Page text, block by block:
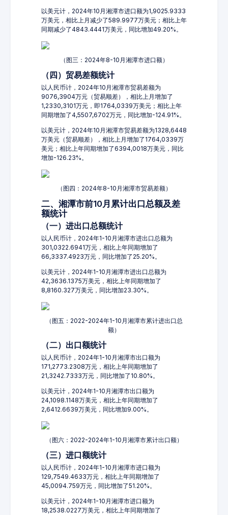
以美元计，2024年10月湘潭市进口额为1,9025.9333
万美元，相比上月减少了589.9977万美元；相比上年
同期减少了4843.4441万美元，同比增加49.20%。
（图三：2024年8-10月湘潭市进口额）
（四）贸易差额统计
以人民币计，2024年10月湘潭市贸易差额为
9076,3904万元（贸易顺差），相比上月增加了
1,2330,3101万元，即1764,0339万美元；相比上年
同期增加了4,5507,6702万元，同比增加-124.91%。
以美元计，2024年10月湘潭市贸易差额为1328,6448
万美元（贸易顺差），相比上月增加了1764,0339万
美元；相比上年同期增加了6394,0018万美元，同比
增加-126.23%。
（图四：2024年8-10月湘潭市贸易差额）
二、湘潭市前10月累计出口总额及差
额统计
（一）进出口总额统计
以人民币计，2024年1-10月湘潭市进出口总额为
301,0322.6941万元，相比上年同期增加了
66,3337.4923万元，同比增加了25.20%。
以美元计，2024年1-10月湘潭市进出口总额为
42,3636.1375万美元，相比上年同期增加了
8,8160.327万美元，同比增加23.30%。
（图五：2022-2024年1-10月湘潭市累计进出口总
额）
（二）出口额统计
以人民币计，2024年1-10月湘潭市出口额为
171,2773.2308万元，相比上年同期增加了
21,3242.7333万元，同比增加了10.80%。
以美元计，2024年1-10月湘潭市出口额为
24,1098.1148万美元，相比上年同期增加了
2,6412.6639万美元，同比增加9.00%。
（图六：2022-2024年1-10月湘潭市累计出口额）
（三）进口额统计
以人民币计，2024年1-10月湘潭市进口额为
129,7549.4633万元，相比上年同期增加了
45,0094.759万元，同比增加了51.20%。
以美元计，2024年1-10月湘潭市进口额为
18,2538.0227万美元，相比上年同期增加了